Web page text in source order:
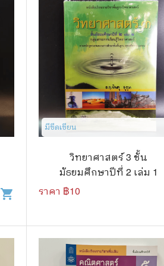
shopping_cart
มีขีดเขียน​
วิทยาศาสตร์ 3 ชั้น
มัธยมศึกษาปีที่ 2 เล่ม 1
ราคา ฿10
🏠 แต่งบ้าน
🧳 ท่องเที่ยว
คู่มือเฉลยเกม
เกษตรและธรรมชาติ
แม่และเด็ก
ภาษาศาสตร์
ไอทีและเทคโนโลยี
นิตยสารเก่าราคาถูก
นางงามและการประกวด